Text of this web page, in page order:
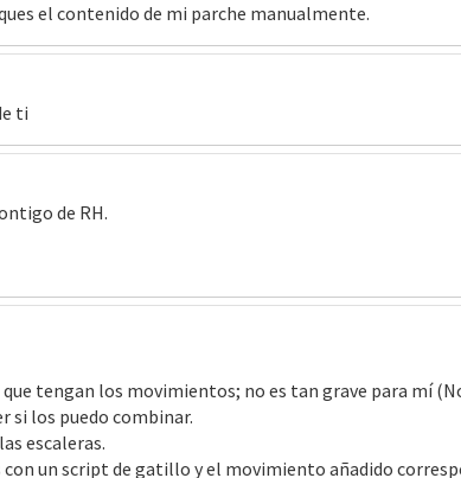
el contenido de mi parche manualmente.
ti
de RH.
que tengan los movimientos; no es tan grave para mí
si los puedo combinar.
escaleras.
un script de gatillo y el movimiento añadido